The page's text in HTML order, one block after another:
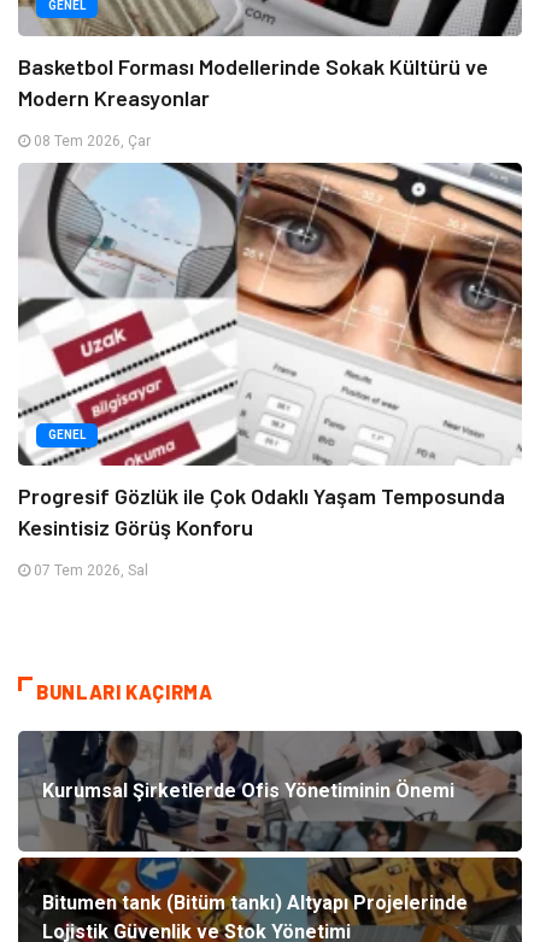
GENEL
Basketbol Forması Modellerinde Sokak Kültürü ve
Modern Kreasyonlar
08 Tem 2026, Çar
GENEL
Progresif Gözlük ile Çok Odaklı Yaşam Temposunda
Kesintisiz Görüş Konforu
07 Tem 2026, Sal
BUNLARI KAÇIRMA
Kurumsal Şirketlerde Ofis Yönetiminin Önemi
Bitumen tank (Bitüm tankı) Altyapı Projelerinde
Lojistik Güvenlik ve Stok Yönetimi